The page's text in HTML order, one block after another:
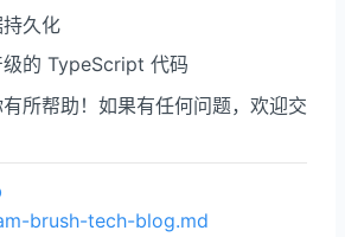
久化
的 TypeScript 代码
所帮助！如果有任何问题，欢迎交
brush-tech-blog.md